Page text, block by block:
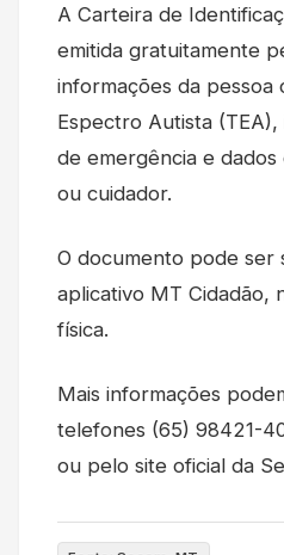
A Carteira de
emitida gratuitamente
informações da pessoa
Espectro Autista
de emergência e
ou cuidador.
O documento pode ser
aplicativo MT Cidadão,
física.
Mais informações
telefones (65) 98421-
ou pelo site oficial da